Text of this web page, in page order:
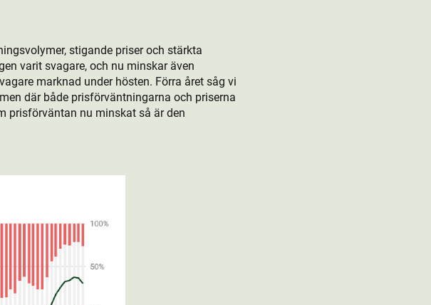
stigande priser och stärkta
varit svagare, och nu minskar även
marknad under hösten. Förra året såg vi
där både prisförväntningarna och priserna
prisförväntan nu minskat så är den